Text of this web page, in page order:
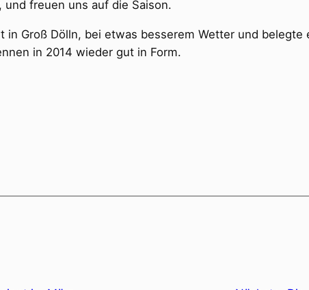
freuen uns auf die Saison.
in Groß Dölln, bei etwas besserem Wetter und belegte
in 2014 wieder gut in Form.